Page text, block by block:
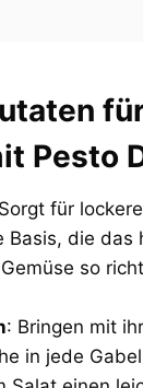
Pesto
für
Basis, die das
so
: Bringen mit
in jede